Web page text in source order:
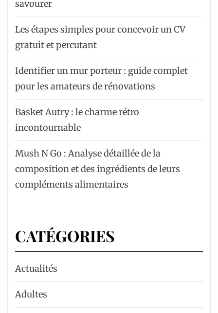
savourer
Les étapes simples pour concevoir un CV
gratuit et percutant
Identifier un mur porteur : guide complet
pour les amateurs de rénovations
Basket Autry : le charme rétro
incontournable
Mush N Go : Analyse détaillée de la
composition et des ingrédients de leurs
compléments alimentaires
CATÉGORIES
Actualités
Adultes